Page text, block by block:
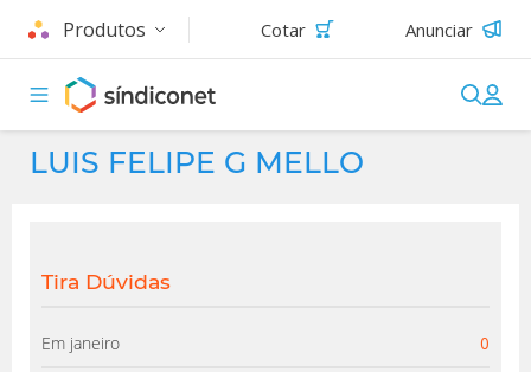
Produtos Cotar Anunciar
LUIS FELIPE G MELLO
Tira Dúvidas
Em janeiro 0